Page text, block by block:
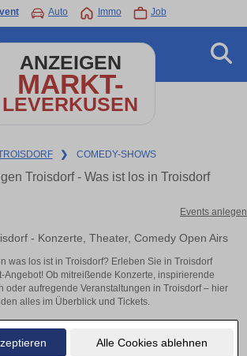
Alle Cookies ablehnen
Auto Immo Job
ANZEIGEN
MARKT-
LEVERKUSEN
❯ COMEDY-SHOWS
Troisdorf - Was ist los in Troisdorf
Events anlegen
- Konzerte, Theater, Comedy Open Airs
was los ist in Troisdorf? Erleben Sie in Troisdorf
Angebot! Ob mitreißende Konzerte, inspirierende
oder aufregende Veranstaltungen in Troisdorf – hier
alles im Überblick und Tickets.